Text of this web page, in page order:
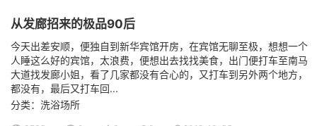
从发廊招来的极品90后
今天出差安顺，便独自到新华宾馆开房，在宾馆无聊至极，想想一个
人睡这么好的宾馆，太浪费，便想出去找找美食，出门便打车至南马
大道找发廊小姐，看了几家都没有合心的，又打车到另外两个地方，
都没有，最后又打车回...
分类：洗浴场所